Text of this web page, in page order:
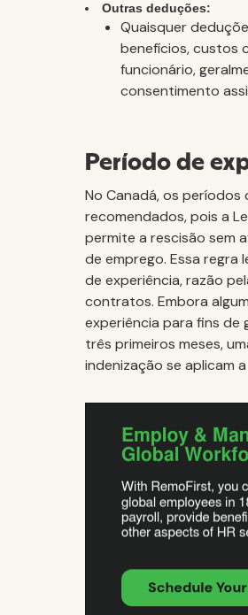
Outras deduções:
Quaisquer
benefícios, custos
funcionário,
consentimento
Período de
No Canadá, os períodos
recomendados, pois a
permite a rescisão sem
de emprego. Essa regra
de experiência, razão
contratos. Embora
experiência para fins de
três primeiros meses,
indenização se aplicam